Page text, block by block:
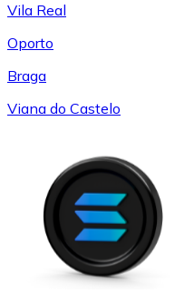
Vila Real
Oporto
Braga
Viana do Castelo